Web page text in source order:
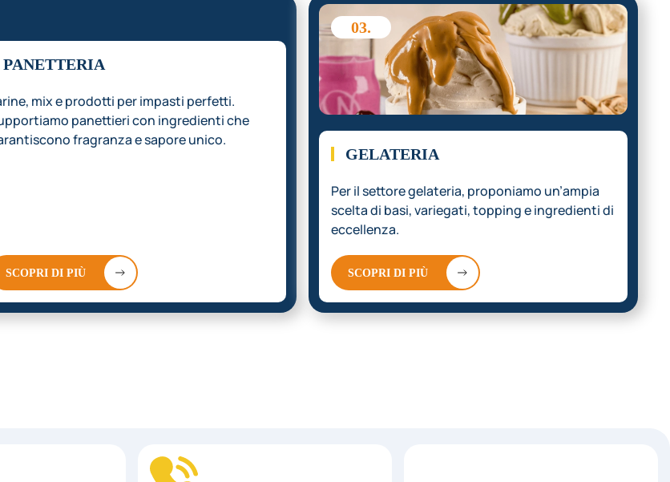
PANETTERIA
mix e prodotti per impasti perfetti.
panettieri con ingredienti che
fragranza e sapore unico.
SCOPRI DI PIÙ
03.
GELATERIA
Per il settore gelateria, proponiamo un’ampia
scelta di basi, variegati, topping e ingredienti di
eccellenza.
SCOPRI DI PIÙ